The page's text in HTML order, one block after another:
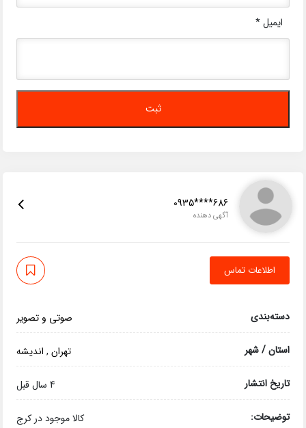
ایمیل*
0935****686
آگهی دهنده
اطلاعات تماس
دسته‌بندی صوتی و تصویر
استان / شهر تهران, اندیشه
تاریخ انتشار 4 سال قبل
توضیحات: کالا موجود در کرج